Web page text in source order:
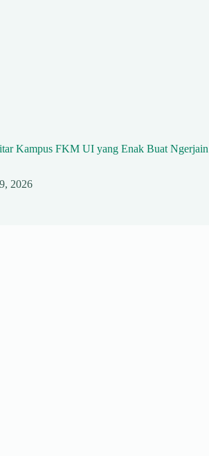
Kampus FKM UI yang Enak Buat Ngerjain
2026